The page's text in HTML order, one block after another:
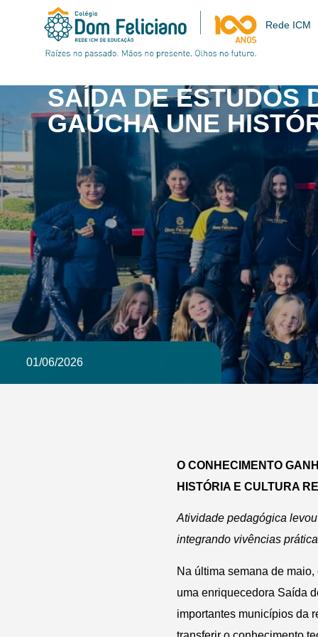
Rede ICM
SAÍDA DE ESTUDOS
GAÚCHA UNE
01/06/2026
O CONHECIMENTO
HISTÓRIA E CULTURA
Atividade pedagógica
integrando vivências
Na última semana de
uma enriquecedora Saída
importantes municípios da